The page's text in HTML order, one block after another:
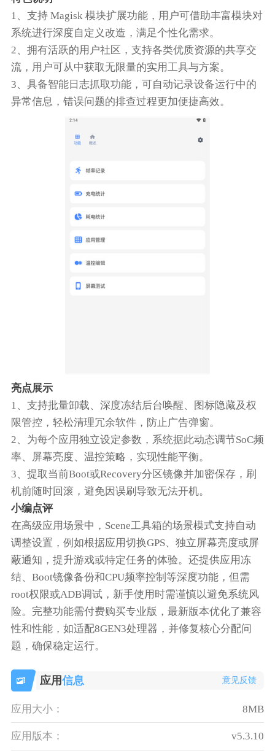
1、支持 Magisk 模块扩展功能，用户可借助丰富模块对
系统进行深度自定义改造，满足个性化需求。
2、拥有活跃的用户社区，支持各类优质资源的共享交
流，用户可从中获取无限量的实用工具与方案。
3、具备智能日志抓取功能，可自动记录设备运行中的
异常信息，错误问题的排查过程更加便捷高效。
亮点展示
1、支持批量卸载、深度冻结后台唤醒、图标隐藏及权
限管控，轻松清理冗余软件，防止广告弹窗。
2、为每个应用独立设定参数，系统据此动态调节SoC频
率、屏幕亮度、温控策略，实现性能平衡。
3、提取当前Boot或Recovery分区镜像并加密保存，刷
机前随时回滚，避免因误刷导致无法开机。
小编点评
在高级应用场景中，Scene工具箱的场景模式支持自动
调整设置，例如根据应用切换GPS、独立屏幕亮度或屏
蔽通知，提升游戏或特定任务的体验。还提供应用冻
结、Boot镜像备份和CPU频率控制等深度功能，但需
root权限或ADB调试，新手使用时需谨慎以避免系统风
险。完整功能需付费购买专业版，最新版本优化了兼容
性和性能，如适配8GEN3处理器，并修复核心分配问
题，确保稳定运行。
应用信息 意见反馈
应用大小： 8MB
应用版本： v5.3.10